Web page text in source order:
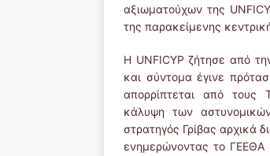
αξιωματούχων της
της παρακείμενης
Η UNFICYP ζήτησε από
και σύντομα έγινε
απορρίπτεται από τους
κάλυψη των
στρατηγός Γρίβας αρχικά
ενημερώνοντας το ΓΕΕΘΑ